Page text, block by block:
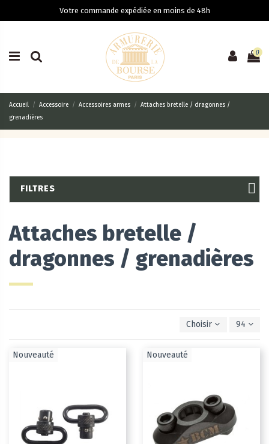
Votre commande expédiée en moins de 48h
0
Accueil Accessoire Accessoires armes
Attaches bretelle / dragonnes /
grenadières
Attaches bretelle /
dragonnes / grenadières
Choisir 94
Nouveauté Nouveauté
FILTRES